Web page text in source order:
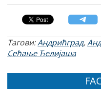
Тагови:Андрићград,
Сећање Ћелијаша